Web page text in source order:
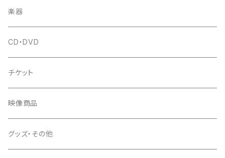
楽器
CD・DVD
チケット
映像商品
グッズ・その他